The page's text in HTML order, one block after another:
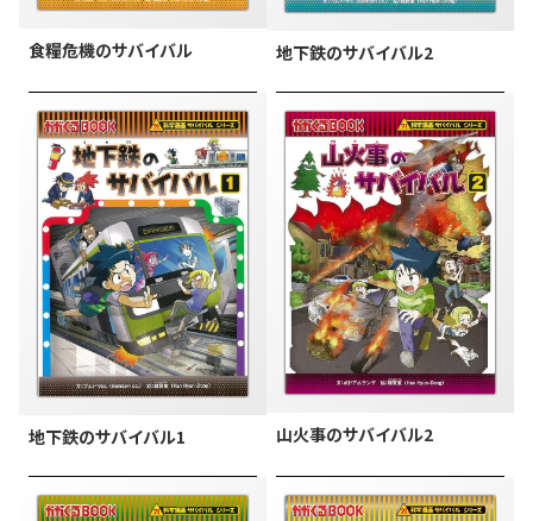
食糧危機のサバイバル 地下鉄のサバイバル2
地下鉄のサバイバル1 山火事のサバイバル2